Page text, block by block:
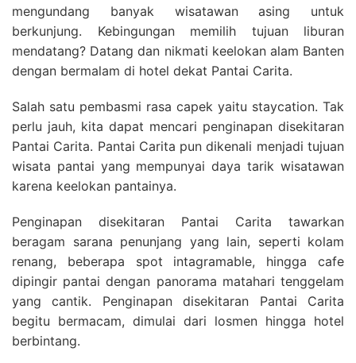
mengundang banyak wisatawan asing untuk
berkunjung. Kebingungan memilih tujuan liburan
mendatang? Datang dan nikmati keelokan alam Banten
dengan bermalam di hotel dekat Pantai Carita.
Salah satu pembasmi rasa capek yaitu staycation. Tak
perlu jauh, kita dapat mencari penginapan disekitaran
Pantai Carita. Pantai Carita pun dikenali menjadi tujuan
wisata pantai yang mempunyai daya tarik wisatawan
karena keelokan pantainya.
Penginapan disekitaran Pantai Carita tawarkan
beragam sarana penunjang yang lain, seperti kolam
renang, beberapa spot intagramable, hingga cafe
dipingir pantai dengan panorama matahari tenggelam
yang cantik. Penginapan disekitaran Pantai Carita
begitu bermacam, dimulai dari losmen hingga hotel
berbintang.